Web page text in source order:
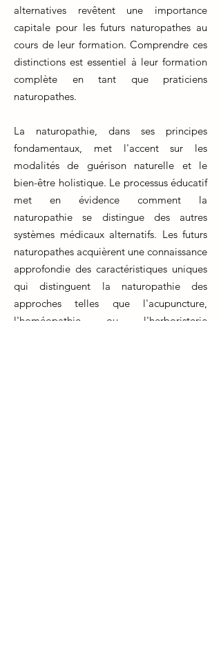
alternatives revêtent une importance
capitale pour les futurs naturopathes au
cours de leur formation. Comprendre ces
distinctions est essentiel à leur formation
complète en tant que praticiens
naturopathes.
La naturopathie, dans ses principes
fondamentaux, met l'accent sur les
modalités de guérison naturelle et le
bien-être holistique. Le processus éducatif
met en évidence comment la
naturopathie se distingue des autres
systèmes médicaux alternatifs. Les futurs
naturopathes acquièrent une connaissance
approfondie des caractéristiques uniques
qui distinguent la naturopathie des
approches telles que l'acupuncture,
l'homéopathie ou l'herboristerie